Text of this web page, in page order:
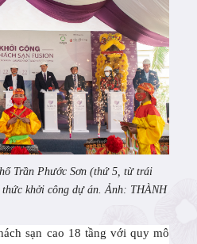
Trần Phước Sơn (thứ 5, từ trái
khởi công dự án. Ảnh: THÀNH
sạn cao 18 tầng với quy mô